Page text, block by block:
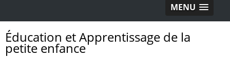
MENU
Éducation et Apprentissage de la
petite enfance